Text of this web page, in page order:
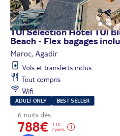
TUI Sélection Hôtel TUI
Beach - Flex bagages
Maroc, Agadir
Vols et transferts inclus
Tout compris
Wifi
ADULT ONLY BEST SELLER
6 nuits dès
788€
TTC
/ pers.